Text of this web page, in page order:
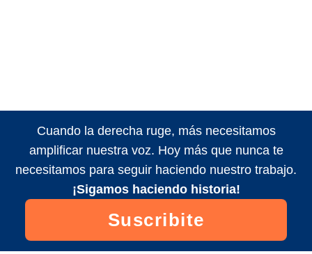
Cuando la derecha ruge, más necesitamos
amplificar nuestra voz. Hoy más que nunca te
necesitamos para seguir haciendo nuestro trabajo.
¡Sigamos haciendo historia!
Suscribite